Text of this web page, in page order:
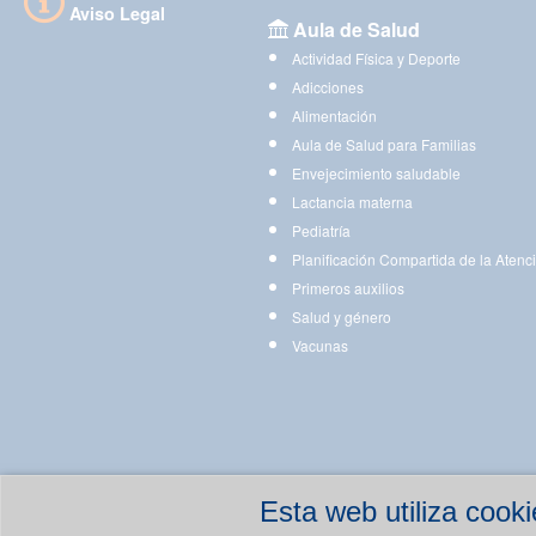
Esta web utiliza
Aviso Legal
Aula de Salud
Actividad Física y Deporte
Adicciones
Alimentación
Aula de Salud para Familias
Envejecimiento saludable
Lactancia materna
Pediatría
Planificación Compartida de la
Primeros auxilios
Salud y género
Vacunas